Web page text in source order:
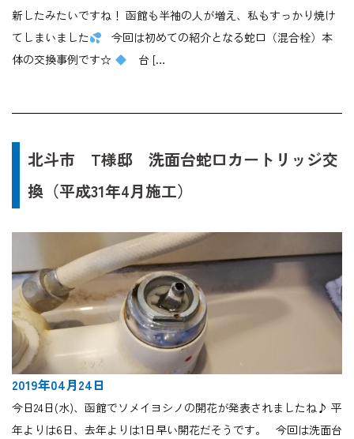
新したみたいですね！ 函館も半袖の人が増え、私もすっかり焼け
てしまいました
今回は初めての紹介となる蛇口（混合栓）本
体の交換事例です☆
台 […
北斗市 T様邸 洗面台蛇口カートリッジ交
換（平成31年4月施工）
2019年04月24日
今日24日(水)、函館でソメイヨシノの開花が発表されましたね♪ 平
年よりは6日、去年よりは1日早い開花だそうです。 今回は洗面台